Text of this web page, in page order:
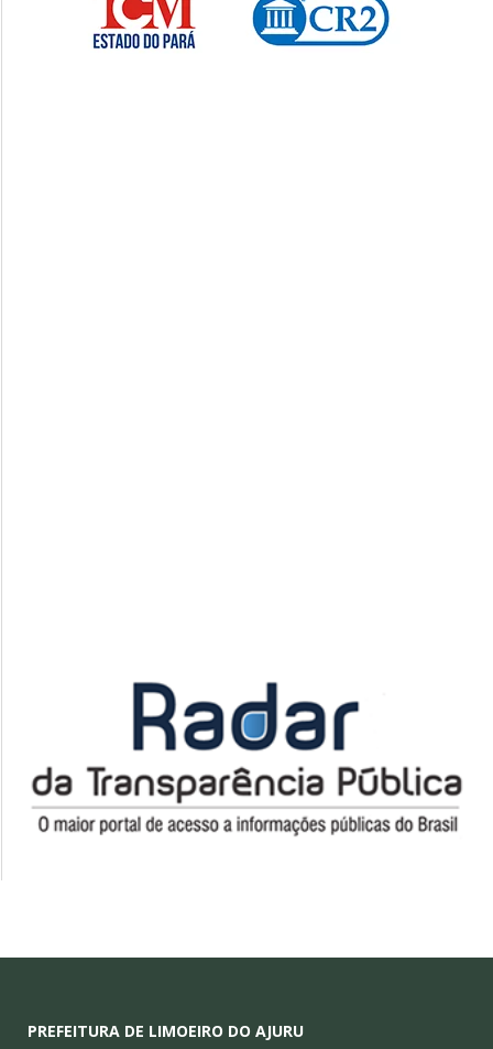
PREFEITURA DE LIMOEIRO DO AJURU